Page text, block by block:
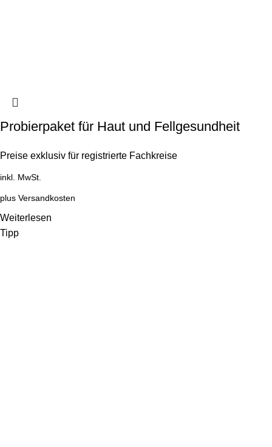
Probierpaket für Haut und Fellgesundheit
Preise exklusiv für registrierte Fachkreise
inkl. MwSt.
plus Versandkosten
Weiterlesen
Tipp